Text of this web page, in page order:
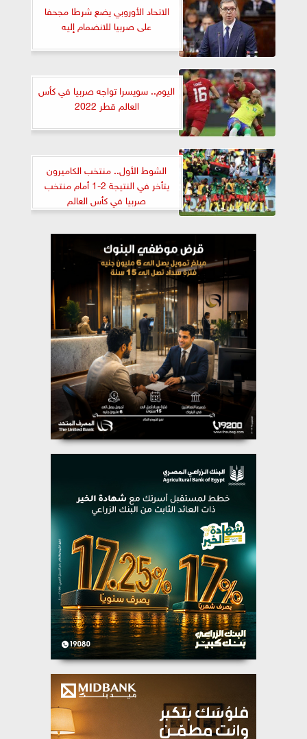
الاتحاد الأوروبي يضع شرطا مجحفا
على صربيا للانضمام إليه
اليوم.. سويسرا تواجه صربيا في كأس
العالم قطر 2022
الشوط الأول.. منتخب الكاميرون
يتأخر في النتيجة 2-1 أمام منتخب
صربيا في كأس العالم